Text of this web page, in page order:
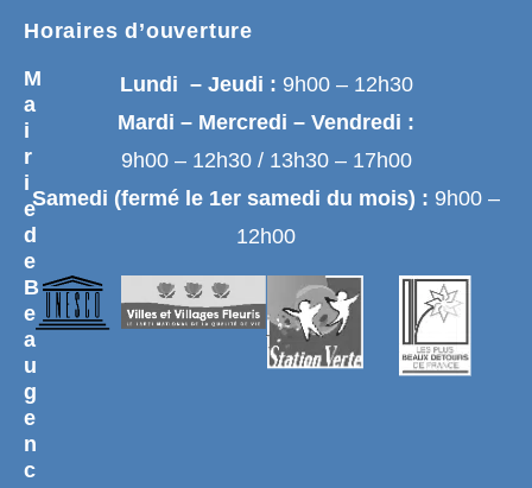
M
a
i
r
i
e
d
e
B
e
a
u
g
e
n
c
Horaires d’ouverture
Lundi – Jeudi : 9h00 – 12h30
Mardi – Mercredi – Vendredi :
9h00 – 12h30 / 13h30 – 17h00
Samedi (fermé le 1er samedi du mois) : 9h00 –
12h00